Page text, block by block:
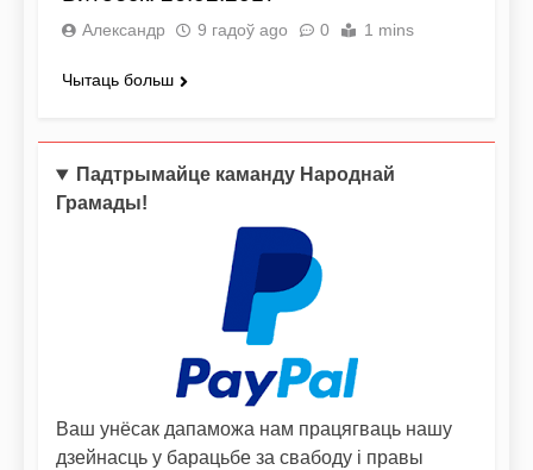
Александр 9 гадоў ago 0 1 mins
Чытаць больш
Падтрымайце каманду Народнай
Грамады!
Ваш унёсак дапаможа нам працягваць нашу
дзейнасць у барацьбе за свабоду і правы